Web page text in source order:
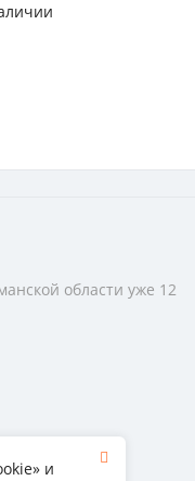
области уже 12
ответ
и